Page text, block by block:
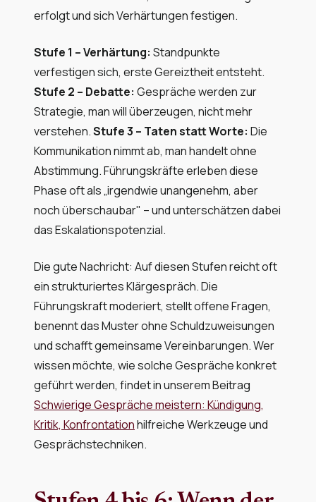
erfolgt und sich Verhärtungen festigen.
Stufe 1 – Verhärtung: Standpunkte
verfestigen sich, erste Gereiztheit entsteht.
Stufe 2 – Debatte: Gespräche werden zur
Strategie, man will überzeugen, nicht mehr
verstehen.Stufe 3 – Taten statt Worte: Die
Kommunikation nimmt ab, man handelt ohne
Abstimmung. Führungskräfte erleben diese
Phase oft als „irgendwie unangenehm, aber
noch überschaubar" – und unterschätzen dabei
das Eskalationspotenzial.
Die gute Nachricht: Auf diesen Stufen reicht oft
ein strukturiertes Klärgespräch. Die
Führungskraft moderiert, stellt offene Fragen,
benennt das Muster ohne Schuldzuweisungen
und schafft gemeinsame Vereinbarungen. Wer
wissen möchte, wie solche Gespräche konkret
geführt werden, findet in unserem Beitrag
Schwierige Gespräche meistern: Kündigung,
Kritik, Konfrontationhilfreiche Werkzeuge und
Gesprächstechniken.